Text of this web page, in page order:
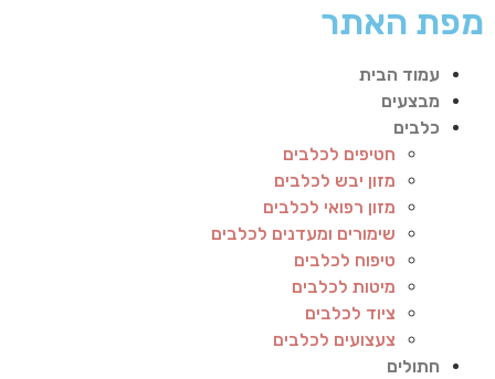
מפת האתר
עמוד הבית
מבצעים
כלבים
חטיפים לכלבים
מזון יבש לכלבים
מזון רפואי לכלבים
שימורים ומעדנים לכלבים
טיפוח לכלבים
מיטות לכלבים
ציוד לכלבים
צעצועים לכלבים
חתולים